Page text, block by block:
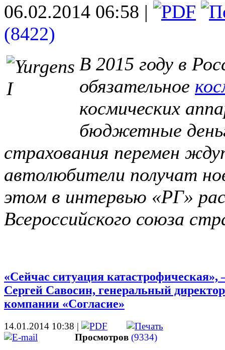
06.02.2014 06:58 |
(8422)
В 2015 году в
обязательное
космических
бюджетные
страхования перемен
автолюбители получат
этом в интервью «РГ»
Всероссийского союза
«Сейчас ситуация катастрофическая»,
Сергей Савосин, генеральный директор
компании «Согласие»
14.01.2014 10:38 |
Просмотров (9334)